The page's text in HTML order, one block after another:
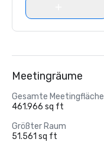
Meetingräume
Gesamte Meetingfläche
461.966 sq ft
Größter Raum
51.561 sq ft